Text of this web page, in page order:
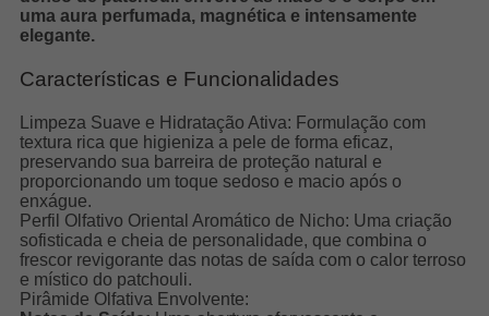
uma aura perfumada, magnética e intensamente
elegante.
Características e Funcionalidades
Limpeza Suave e Hidratação Ativa: Formulação com
textura rica que higieniza a pele de forma eficaz,
preservando sua barreira de proteção natural e
proporcionando um toque sedoso e macio após o
enxágue.
Perfil Olfativo Oriental Aromático de Nicho: Uma criação
sofisticada e cheia de personalidade, que combina o
frescor revigorante das notas de saída com o calor terroso
e místico do patchouli.
Pirâmide Olfativa Envolvente: